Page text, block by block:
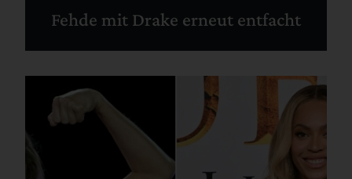
Fehde mit Drake erneut entfacht